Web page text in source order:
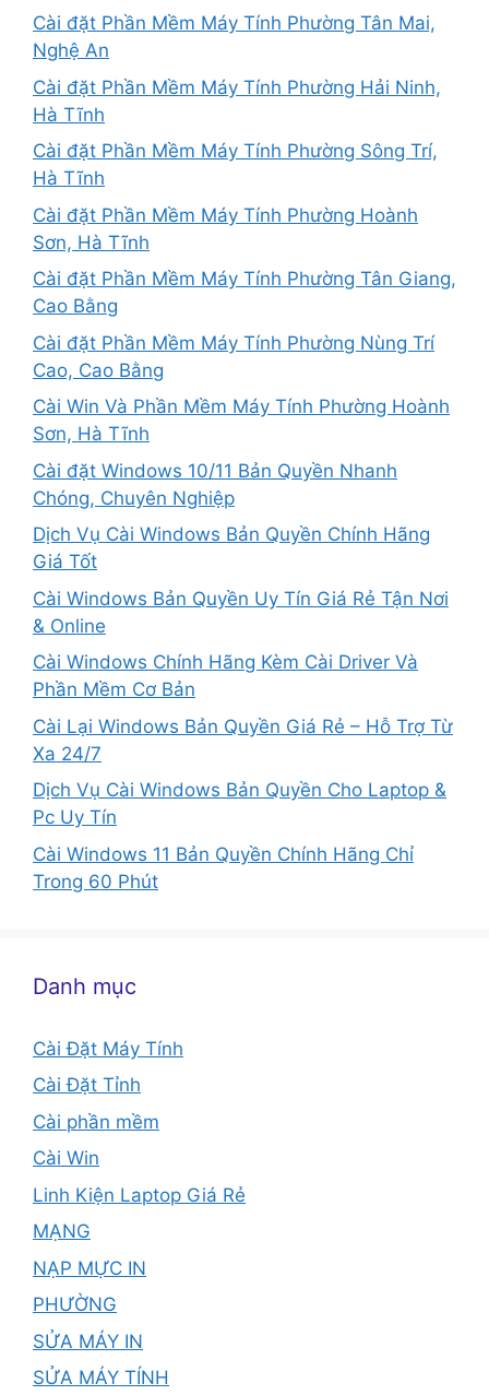
Cài đặt Phần Mềm Máy Tính Phường Tân Mai,
Nghệ An
Cài đặt Phần Mềm Máy Tính Phường Hải Ninh,
Hà Tĩnh
Cài đặt Phần Mềm Máy Tính Phường Sông Trí,
Hà Tĩnh
Cài đặt Phần Mềm Máy Tính Phường Hoành
Sơn, Hà Tĩnh
Cài đặt Phần Mềm Máy Tính Phường Tân Giang,
Cao Bằng
Cài đặt Phần Mềm Máy Tính Phường Nùng Trí
Cao, Cao Bằng
Cài Win Và Phần Mềm Máy Tính Phường Hoành
Sơn, Hà Tĩnh
Cài đặt Windows 10/11 Bản Quyền Nhanh
Chóng, Chuyên Nghiệp
Dịch Vụ Cài Windows Bản Quyền Chính Hãng
Giá Tốt
Cài Windows Bản Quyền Uy Tín Giá Rẻ Tận Nơi
& Online
Cài Windows Chính Hãng Kèm Cài Driver Và
Phần Mềm Cơ Bản
Cài Lại Windows Bản Quyền Giá Rẻ – Hỗ Trợ Từ
Xa 24/7
Dịch Vụ Cài Windows Bản Quyền Cho Laptop &
Pc Uy Tín
Cài Windows 11 Bản Quyền Chính Hãng Chỉ
Trong 60 Phút
Danh mục
Cài Đặt Máy Tính
Cài Đặt Tỉnh
Cài phần mềm
Cài Win
Linh Kiện Laptop Giá Rẻ
MẠNG
NẠP MỰC IN
PHƯỜNG
SỬA MÁY IN
SỬA MÁY TÍNH